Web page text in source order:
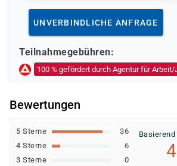
UNVERBINDLICHE ANFRAGE
Teilnahmegebühren:
100 % gefördert durch Agentur für
Bewertungen
5 Sterne
36
4 Sterne
6
3 Sterne
0